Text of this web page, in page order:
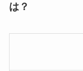
は？